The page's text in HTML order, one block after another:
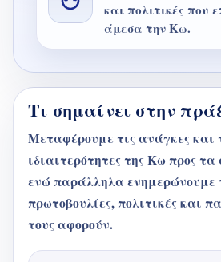
και πολιτικές που
άμεσα την Κω.
Τι σημαίνει στην
Μεταφέρουμε τις ανάγκες και
ιδιαιτερότητες της Κω προς
ενώ παράλληλα ενημερώνουμε
πρωτοβουλίες, πολιτικές και
τους αφορούν.